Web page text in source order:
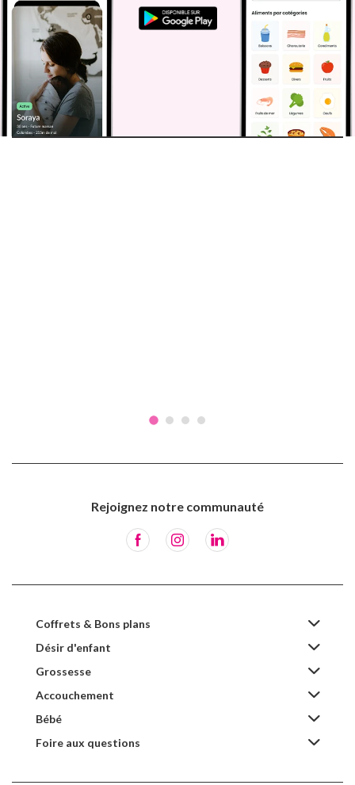
Rejoignez notre communauté
Coffrets & Bons plans
Désir d'enfant
Grossesse
Accouchement
Bébé
Foire aux questions